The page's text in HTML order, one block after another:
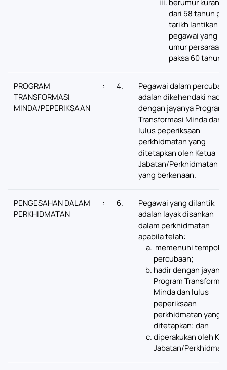
berumur kurang
dari 58 tahun
tarikh lantikan
pegawai yang
umur persaraan
paksa 60 tahun.
PROGRAM
TRANSFORMASI
MINDA/PEPERIKSAAN
: 4.
Pegawai dalam
adalah dikehendaki hadir
dengan jayanya Program
Transformasi Minda dan
lulus peperiksaan
perkhidmatan yang
ditetapkan oleh Ketua
Jabatan/Perkhidmatan
yang berkenaan.
PENGESAHAN DALAM
PERKHIDMATAN
: 6.
Pegawai yang dilantik
adalah layak disahkan
dalam perkhidmatan
apabila telah:
memenuhi tempoh
percubaan;
hadir dengan
Program
Minda dan lulus
peperiksaan
perkhidmatan yang
ditetapkan; dan
diperakukan oleh
Jabatan/